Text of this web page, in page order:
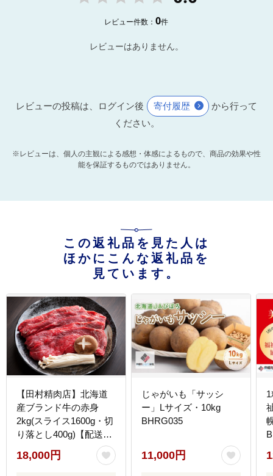
レビュー件数：0件
レビューはありません。
レビューの投稿は、ログイン後 寄付履歴
から行って
ください。
※レビューは、個人の主観による感想・体感によるもので、商品の効果や性
能を保証するものではありません。
この返礼品を見た人は
ほかにこんな返礼品を
見ています。
【田村精肉店】北海道
産ブランド牛の赤身
2kg(スライス1600g・切
り落とし400g)【配送不
可地域：離島】
BHRJ020
18,000円
じゃがいも「サッシ
ー」Lサイズ・10kg
BHRG035
11,000円